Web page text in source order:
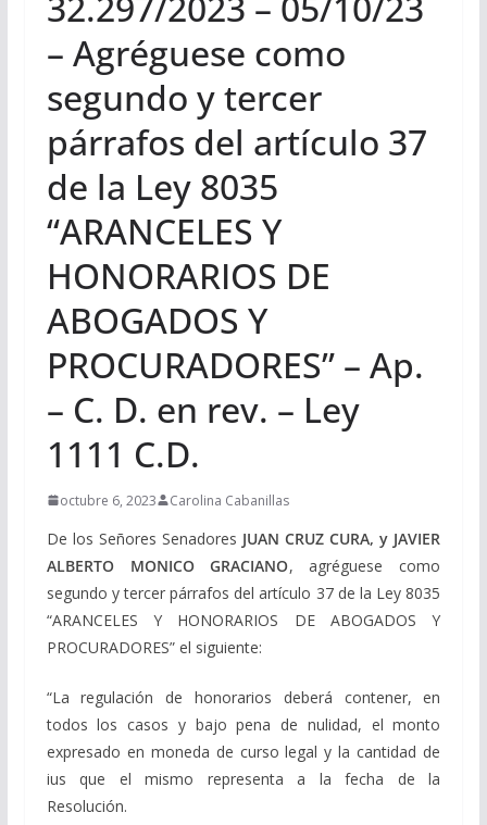
– Agréguese como
segundo y tercer
párrafos del artículo 37
de la Ley 8035
“ARANCELES Y
HONORARIOS DE
ABOGADOS Y
PROCURADORES” – Ap.
– C. D. en rev. – Ley
1111 C.D.
octubre 6, 2023 Carolina Cabanillas
De los Señores Senadores JUAN CRUZ CURA, y JAVIER
ALBERTO MONICO GRACIANO, agréguese como
segundo y tercer párrafos del artículo 37 de la Ley 8035
“ARANCELES Y HONORARIOS DE ABOGADOS Y
PROCURADORES” el siguiente:
“La regulación de honorarios deberá contener, en
todos los casos y bajo pena de nulidad, el monto
expresado en moneda de curso legal y la cantidad de
ius que el mismo representa a la fecha de la
Resolución.